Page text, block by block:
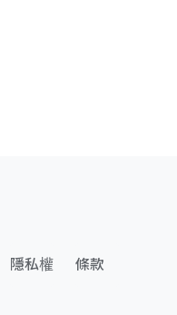
隱私權 條款